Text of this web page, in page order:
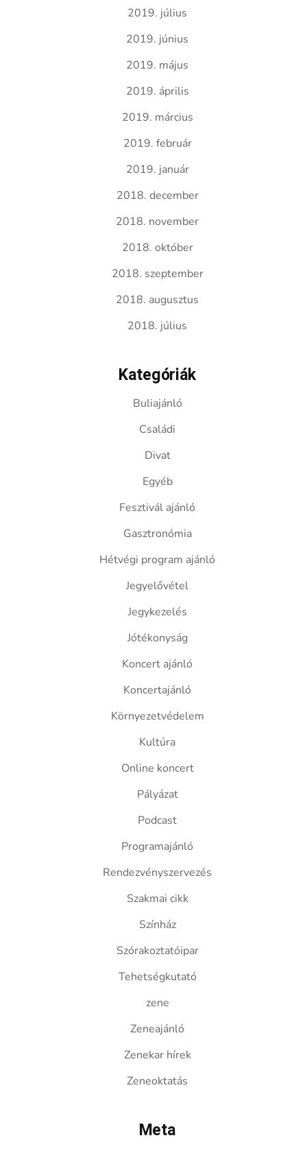
2019. július
2019. június
2019. május
2019. április
2019. március
2019. február
2019. január
2018. december
2018. november
2018. október
2018. szeptember
2018. augusztus
2018. július
Kategóriák
Buliajánló
Családi
Divat
Egyéb
Fesztivál ajánló
Gasztronómia
Hétvégi program ajánló
Jegyelővétel
Jegykezelés
Jótékonyság
Koncert ajánló
Koncertajánló
Környezetvédelem
Kultúra
Online koncert
Pályázat
Podcast
Programajánló
Rendezvényszervezés
Szakmai cikk
Színház
Szórakoztatóipar
Tehetségkutató
zene
Zeneajánló
Zenekar hírek
Zeneoktatás
Meta